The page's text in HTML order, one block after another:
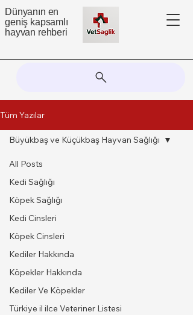
Dünyanın en
geniş kapsamlı
hayvan rehberi
Tüm Yazılar
All Posts
Kedi Sağlığı
Köpek Sağlığı
Kedi Cinsleri
Köpek Cinsleri
Kediler Hakkında
Köpekler Hakkında
Kediler Ve Köpekler
Türkiye il ilce Veteriner Listesi
Büyükbaş ve Küçükbaş Hayvan Sağlığı